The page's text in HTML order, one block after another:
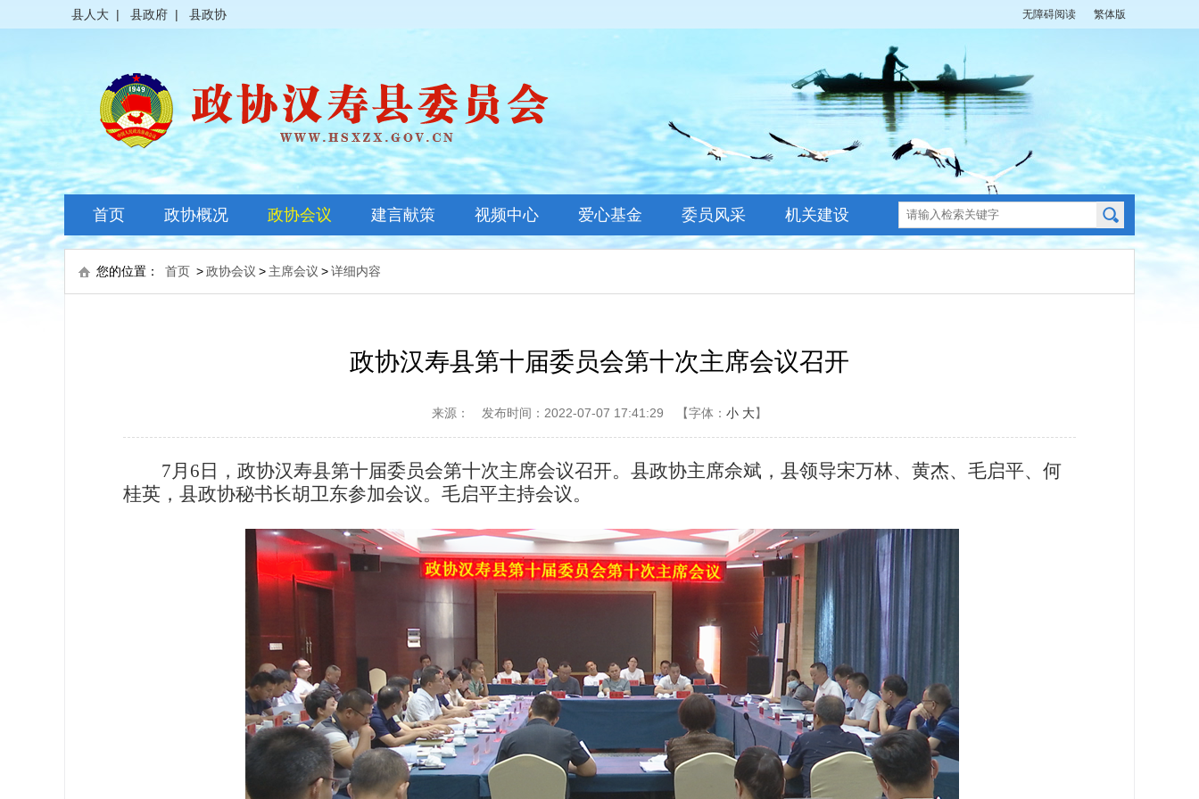
无障碍阅读 繁体版
县人大 | 县政府 | 县政协
首页 政协概况
领导之窗
历届政协
政协章程
政协会议
常委会议
建言献策 视频中心 爱心基金
善款公示
委员风采 机关建设
您的位置： 首页 >政协会议 > 主席会议 >详细内容
政协汉寿县第十届委员会第十次主席会议召开
来源： 发布时间：2022-07-07 17:41:29 【字体： 小 大】
7月6日，政协汉寿县第十届委员会第十次主席会议召开。县政协主席佘斌，县领导宋万林、黄杰、毛启平、何
桂英，县政协秘书长胡卫东参加会议。毛启平主持会议。